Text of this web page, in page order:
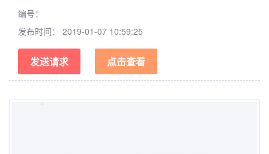
编号：
发布时间： 2019-01-07 10:59:25
发送请求 点击查看